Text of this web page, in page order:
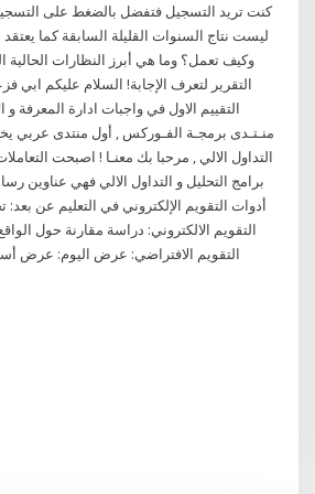
كنت تريد التسجيل فتفضل بالضغط على التسجيل
وكيف تعمل؟ وما هي أبرز النظارات الحالية
التقرير لتعرف الإجابة! السلام عليكم ابي
التقييم الاول في واجبات ادارة المعرفة و
منـتـدى برمجـة الفـوركس , أول منتدى عربي
التداول الالي , مرحبا بك معنـا ! اصبحت
برامج التحليل و التداول الالي فهي عناوين
أدوات التقويم الإلكتروني في التعليم عن
التقويم الالكتروني: دراسة مقارنة حول